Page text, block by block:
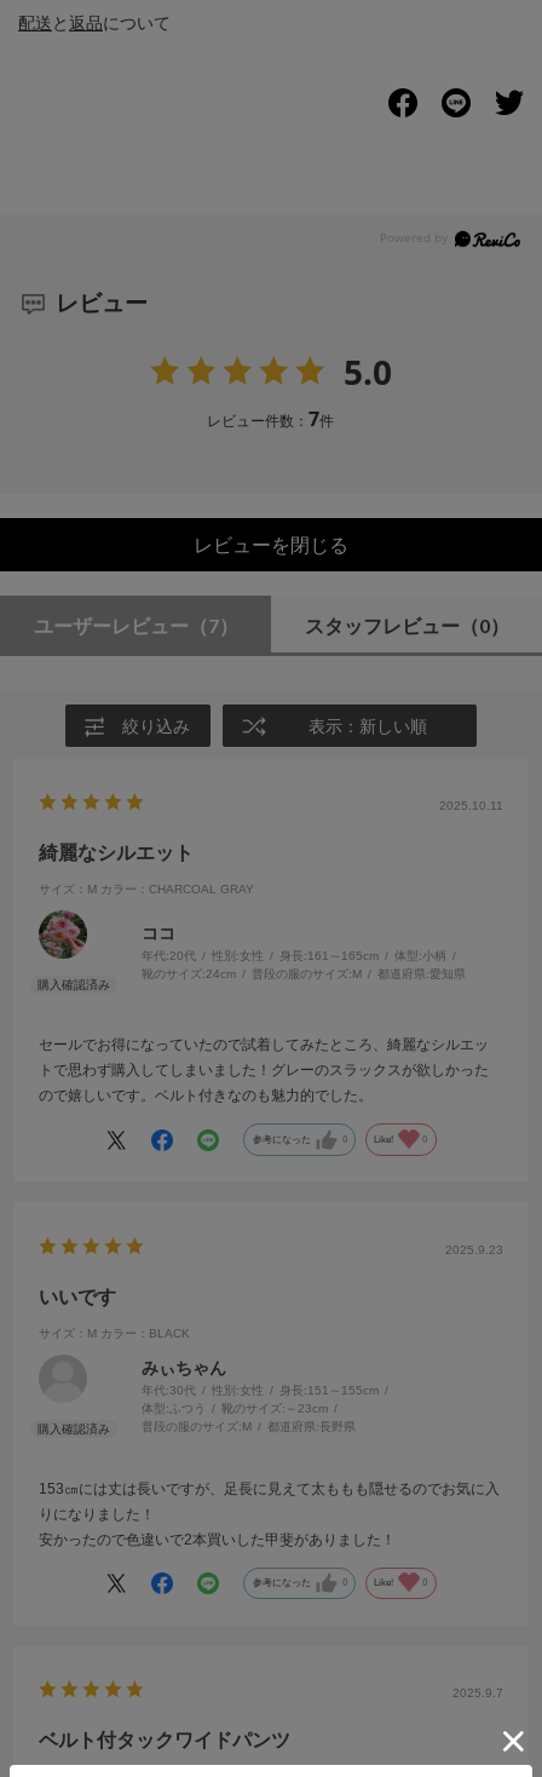
配送と返品について
レビュー
5.0
レビュー件数：7件
レビューを閉じる
ユーザーレビュー （7） スタッフレビュー （0）
絞り込み 表示：新しい順
2025.10.11
綺麗なシルエット
サイズ：M カラー：CHARCOAL GRAY
ココ
年代:20代 性別:女性 身長:161～165cm 体型:小柄
靴のサイズ:24cm 普段の服のサイズ:M 都道府県:愛知県
セールでお得になっていたので試着してみたところ、綺麗なシルエッ
トで思わず購入してしまいました！グレーのスラックスが欲しかった
ので嬉しいです。ベルト付きなのも魅力的でした。
参考になった 0 Like! 0
2025.9.23
いいです
サイズ：M カラー：BLACK
みぃちゃん
年代:30代 性別:女性 身長:151～155cm
体型: ふつう 靴のサイズ: ～23cm
普段の服のサイズ:M 都道府県:長野県
153㎝には丈は長いですが、足長に見えて太ももも隠せるのでお気に入
りになりました！
安かったので色違いで2本買いした甲斐がありました！
参考になった 0 Like! 0
2025.9.7
ベルト付タックワイドパンツ